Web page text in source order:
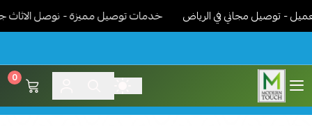
مجاني في الرياض خدمات توصيل مميزة - نوصل الاثاث جاهز
اثاث مودرن لمسة عصرية
0